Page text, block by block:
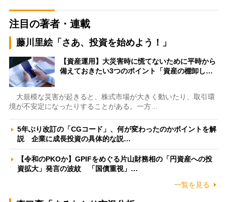
注目の著者・連載
藤川里絵「さあ、投資を始めよう！」
【資産運用】大災害時に慌てないために平時から
備えておきたい3つのポイント「資産の棚卸し…
大規模な災害が起きると、株式市場が大きく動いたり、取引環
境が不安定になったりすることがある。一方…
5年ぶり改訂の「CGコード」、何が変わったのかポイントを解
説 企業に成長投資の具体的な説…
【令和のPKOか】GPIFをめぐる片山財務相の「円資産への投
資拡大」発言の波紋 「国債重視」…
一覧を見る